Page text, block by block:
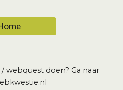
webquest doen? Ga naar